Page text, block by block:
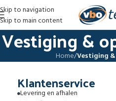
Skip to navigation
Skip to main content
Vestiging &
Home/Vestiging
Klantenservice
Levering en afhalen